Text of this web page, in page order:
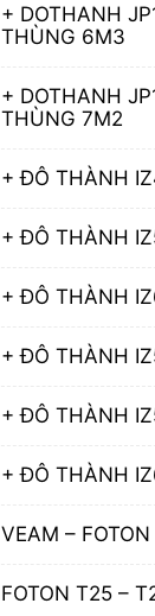
+ DOTHANH
THÙNG 6M3
+ DOTHANH
THÙNG 7M2
+ ĐÔ THÀNH
+ ĐÔ THÀNH
+ ĐÔ THÀNH
+ ĐÔ THÀNH
+ ĐÔ THÀNH
+ ĐÔ THÀNH
VEAM – FOTON
FOTON T25 –